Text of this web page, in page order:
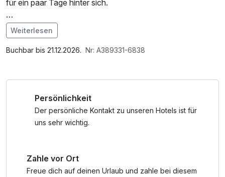
für ein paar Tage hinter sich.
Freuen Sie sich auf 2 Übernachtungen inklusive
reichhaltigem Frühstück vom Buffet und starten Sie
entspannt in gemeinsame Urlaubstage. Zur Begrüßung
Am ersten Abend erwartet Sie ein genussvolles 3-Gang-
Menü, bei dem Sie sich kulinarisch verwöhnen lassen und
den Tag in entspannter Atmosphäre ausklingen lassen
Nutzen Sie die Zeit für gemeinsame Ausflüge an die
Nordseeküste, Spaziergänge entlang der Deiche oder
Im Angebot enthalten
Parkplatz, Nutzung des Fitnessbereichs, W-LAN Nutzung /
Weiterlesen
Buchbar bis 21.12.2026. Nr: A389331-6838
Persönlichkeit
Der persönliche Kontakt zu unseren Hotels ist für
uns sehr wichtig.
Zahle vor Ort
Freue dich auf deinen Urlaub und zahle bei diesem